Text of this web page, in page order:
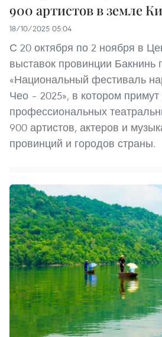
900 артистов в земле
18/10/2025 05:04
С 20 октября по 2 ноября в
выставок провинции Бакнинь
«Национальный фестиваль
Чео – 2025», в котором примут
профессиональных
900 артистов, актеров и
провинций и городов страны.